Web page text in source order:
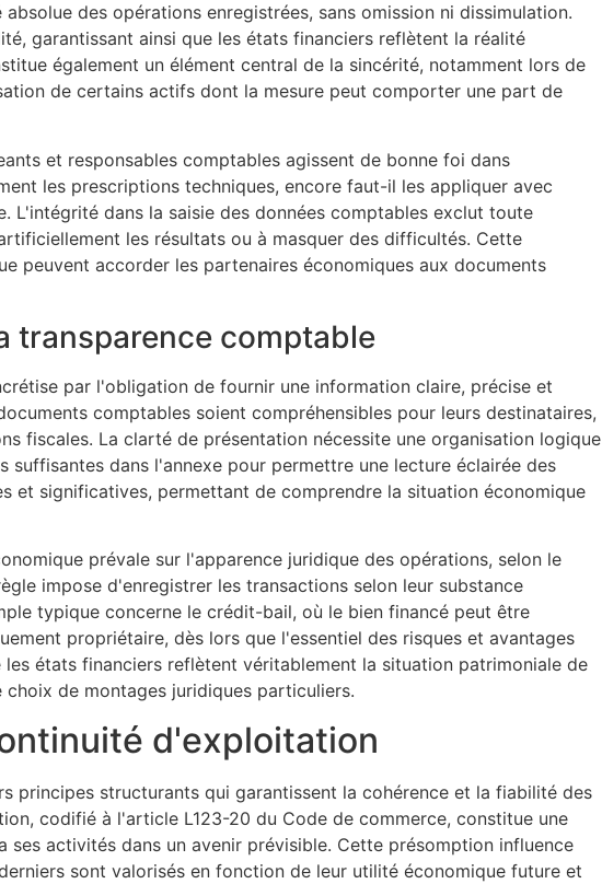
des opérations enregistrées, sans omission ni dissimulation.
garantissant ainsi que les états financiers reflètent la réalité
également un élément central de la sincérité, notamment lors de
de certains actifs dont la mesure peut comporter une part de
et responsables comptables agissent de bonne foi dans
les prescriptions techniques, encore faut-il les appliquer avec
L'intégrité dans la saisie des données comptables exclut toute
les résultats ou à masquer des difficultés. Cette
peuvent accorder les partenaires économiques aux documents
transparence comptable
par l'obligation de fournir une information claire, précise et
comptables soient compréhensibles pour leurs destinataires,
fiscales. La clarté de présentation nécessite une organisation logique
dans l'annexe pour permettre une lecture éclairée des
et significatives, permettant de comprendre la situation économique
prévale sur l'apparence juridique des opérations, selon le
impose d'enregistrer les transactions selon leur substance
typique concerne le crédit-bail, où le bien financé peut être
propriétaire, dès lors que l'essentiel des risques et avantages
états financiers reflètent véritablement la situation patrimoniale de
de montages juridiques particuliers.
d'exploitation
principes structurants qui garantissent la cohérence et la fiabilité des
codifié à l'article L123-20 du Code de commerce, constitue une
activités dans un avenir prévisible. Cette présomption influence
sont valorisés en fonction de leur utilité économique future et